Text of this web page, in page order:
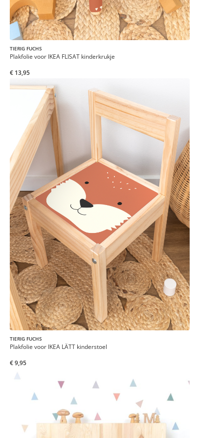
TIERIG FUCHS
Plakfolie voor IKEA FLISAT kinderkrukje
€ 13,95
TIERIG FUCHS
Plakfolie voor IKEA LÄTT kinderstoel
€ 9,95